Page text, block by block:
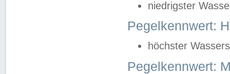
niedrigster
Pegelkennwert:
höchster
Pegelkennwert: